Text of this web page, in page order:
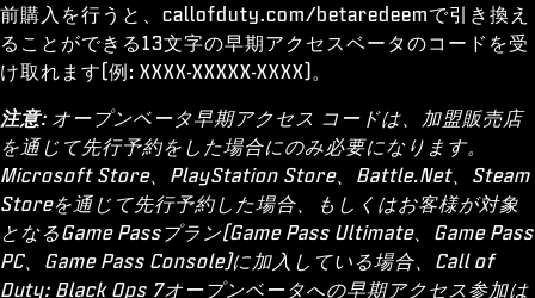
前購入を行うと、callofduty.com/betaredeemで引き換え
ることができる13文字の早期アクセスベータのコードを受
け取れます(例: XXXX-XXXXX-XXXX)。
注意: オープンベータ早期アクセス コードは、加盟販売店
を通じて先行予約をした場合にのみ必要になります。
Microsoft Store、PlayStation Store、Battle.Net、Steam
Storeを通じて先行予約した場合、もしくはお客様が対象
となるGame Passプラン(Game Pass Ultimate、Game Pass
PC、Game Pass Console)に加入している場合、Call of
Duty: Black Ops 7オープンベータへの早期アクセス参加は